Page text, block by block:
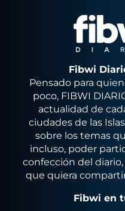
Fibwi
Pensado para
poco, FIBWI
actualidad de
ciudades de las
sobre los temas
incluso, poder
confección del
que quiera
Fibwi en